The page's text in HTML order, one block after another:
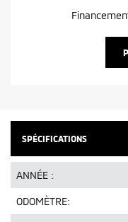
SPÉCIFICATIONS
ANNÉE :
ODOMÈTRE: